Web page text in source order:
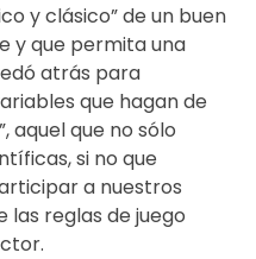
y clásico” de un buen
y que permita una
atrás para
que hagan de
aquel que no sólo
si no que
a nuestros
reglas de juego